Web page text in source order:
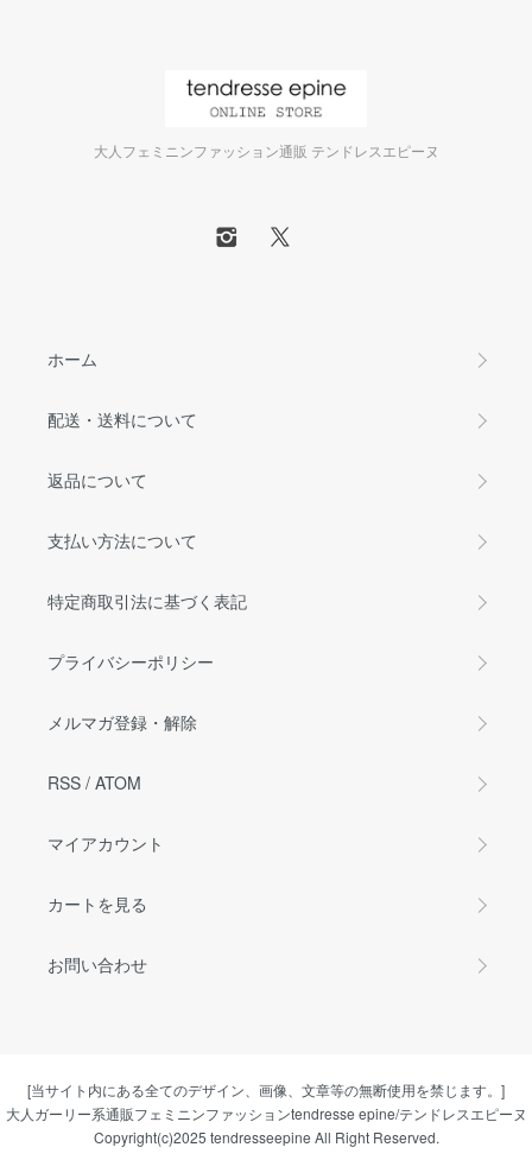
大人フェミニンファッション通販 テンドレスエピーヌ
ホーム
配送・送料について
返品について
支払い方法について
特定商取引法に基づく表記
プライバシーポリシー
メルマガ登録・解除
RSS / ATOM
マイアカウント
カートを見る
お問い合わせ
[当サイト内にある全てのデザイン、画像、文章等の無断使用を禁じます。]
大人ガーリー系通販フェミニンファッションtendresse epine/テンドレスエピーヌ
Copyright(c)2025 tendresseepine All Right Reserved.